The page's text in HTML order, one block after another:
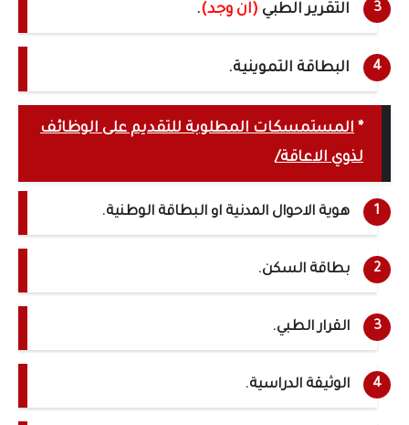
التقرير الطبي (ان وجد).
البطاقة التموينية.
* المستمسكات المطلوبة للتقديم على الوظائف
لذوي الاعاقة/
هوية الاحوال المدنية او البطاقة الوطنية.
بطاقة السكن.
القرار الطبي.
الوثيقة الدراسية.